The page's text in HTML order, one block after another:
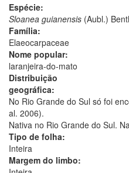
Espécie:
Sloanea guianensis (Aubl.)
Família:
Elaeocarpaceae
Nome popular:
laranjeira-do-mato
Distribuição
geográfica:
No Rio Grande do Sul só foi
al. 2006).
Nativa no Rio Grande do Sul.
Tipo de folha:
Inteira
Margem do limbo: